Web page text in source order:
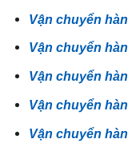
Vận chuyển
Vận chuyển
Vận chuyển
Vận chuyển
Vận chuyển